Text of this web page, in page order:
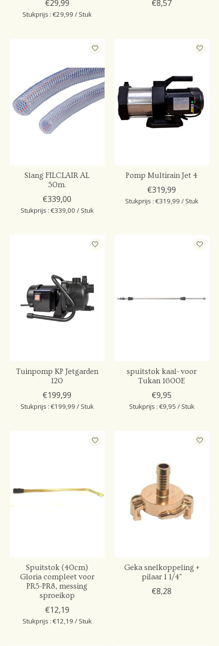
€29,99
Stukprijs : €29,99 / Stuk
€8,57
Slang FILCLAIR AL
50m.
€339,00
Stukprijs : €339,00 / Stuk
Pomp Multirain Jet 4
€319,99
Stukprijs : €319,99 / Stuk
Tuinpomp KP Jetgarden
120
€199,99
Stukprijs : €199,99 / Stuk
spuitstok kaal- voor
Tukan 1600E
€9,95
Stukprijs : €9,95 / Stuk
Spuitstok (40cm)
Gloria compleet voor
PR5-PR8, messing
sproeikop
€12,19
Stukprijs : €12,19 / Stuk
Geka snelkoppeling +
pilaar 1 1/4"
€8,28